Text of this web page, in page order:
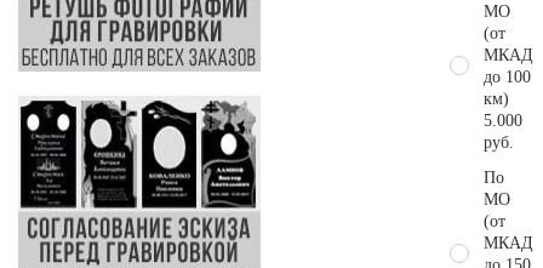
МО
(от
МКАД
до 100
км)
5.000
руб.
По
МО
(от
МКАД